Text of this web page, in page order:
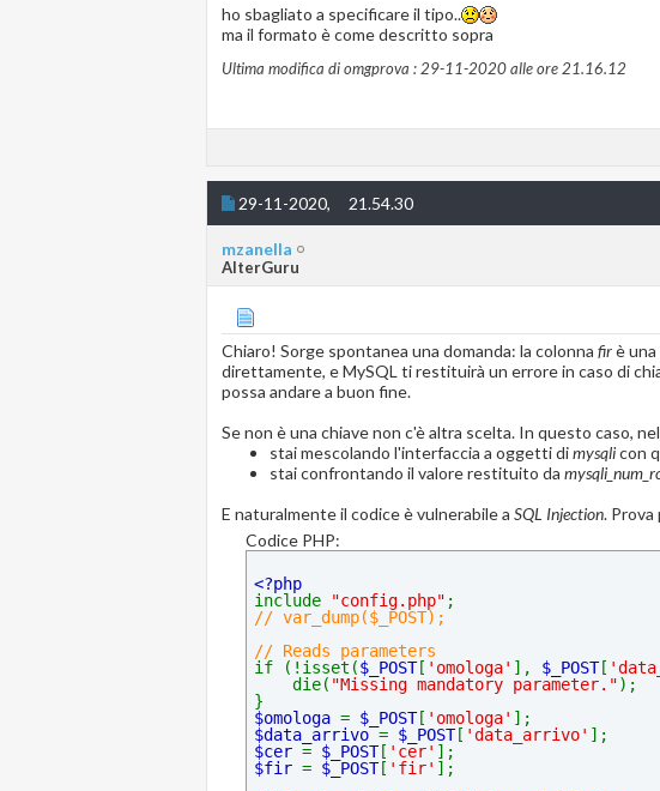
ho sbagliato a specificare il tipo..
ma il formato è come descritto sopra
Ultima modifica di omgprova : 29-11-2020 alle ore 21.16.12
29-11-2020, 21.54.30
mzanella
AlterGuru
Chiaro! Sorge spontanea una domanda: la colonna firè
direttamente, e MySQL ti restituirà un errore in caso di
possa andare a buon fine.
Se non è una chiave non c'è altra scelta. In questo caso,
stai mescolando l'interfaccia a oggetti dimysqlicon
stai confrontando il valore restituito da
E naturalmente il codice è vulnerabile a SQL Injection.
Codice PHP:
<?php
include
"config.php" ;
// var_dump($_POST);
// Reads parameters
if (!isset($_POST[ 'omologa' ], $_POST[
    die(
"Missing mandatory parameter.");
}
$omologa = $_POST[ 'omologa' ];
$data_arrivo = $_POST[ 'data_arrivo' ];
$cer = $_POST[ 'cer' ];
$fir = $_POST[ 'fir' ];